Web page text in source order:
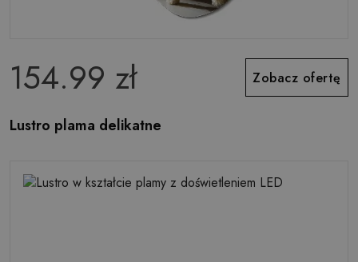
154.99 zł Zobacz ofertę
Lustro plama delikatne